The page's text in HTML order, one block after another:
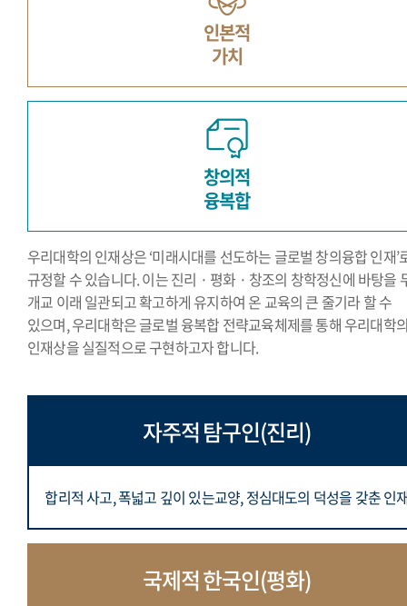
인본적
가치
창의적
융복합
우리대학의 인재상은 ‘미래시대를 선도하는 글로벌 창의융합 인재’
규정할 수 있습니다. 이는 진리 · 평화 · 창조의 창학정신에 바탕을
개교 이래 일관되고 확고하게 유지하여 온 교육의 큰 줄기라 할 수
있으며, 우리대학은 글로벌 융복합 전략교육체제를 통해 우리대학
인재상을 실질적으로 구현하고자 합니다.
자주적 탐구인(진리)
합리적 사고, 폭넓고 깊이 있는교양,정심대도의 덕성을 갖춘 인
국제적 한국인(평화)